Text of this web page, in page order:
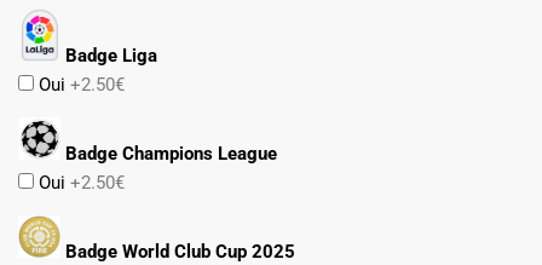
Badge Liga
Oui +2.50€
Badge Champions League
Oui +2.50€
Badge World Club Cup 2025